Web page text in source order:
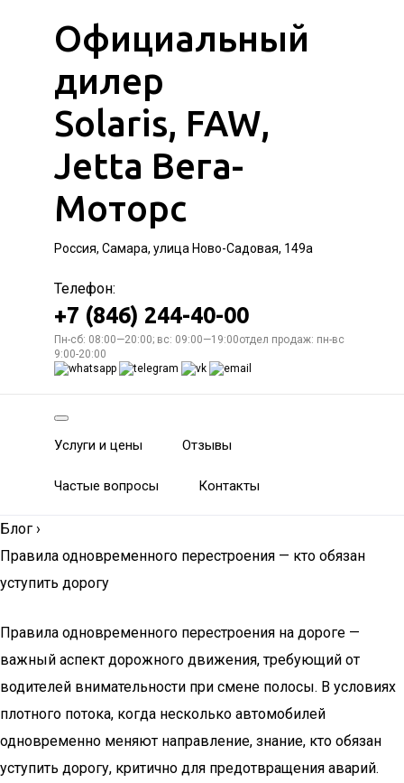
Официальный
дилер
Solaris, FAW,
Jetta Вега-
Моторс
Россия, Самара, улица Ново-Садовая, 149а
Телефон:
+7 (846) 244-40-00
Пн-сб: 08:00—20:00; вс: 09:00—19:00отдел продаж: пн-вс
9:00-20:00
Услуги и цены Отзывы
Частые вопросы Контакты
Блог ›
Правила одновременного перестроения — кто обязан
уступить дорогу
Правила одновременного перестроения на дороге —
важный аспект дорожного движения, требующий от
водителей внимательности при смене полосы. В условиях
плотного потока, когда несколько автомобилей
одновременно меняют направление, знание, кто обязан
уступить дорогу, критично для предотвращения аварий.